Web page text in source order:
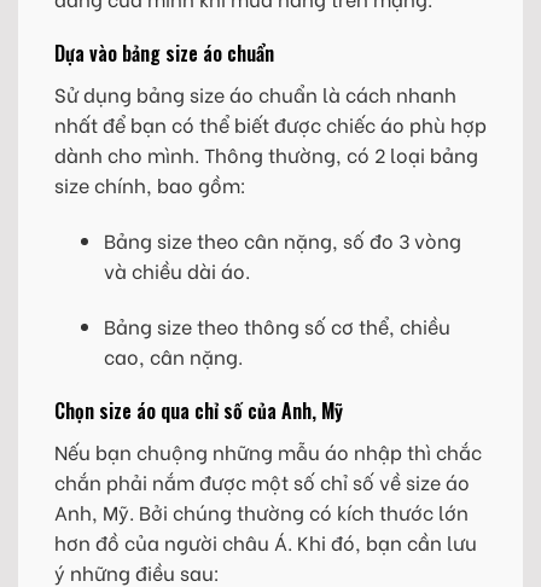
Dựa vào bảng size áo chuẩn
Sử dụng bảng size áo chuẩn là cách nhanh
nhất để bạn có thể biết được chiếc áo phù hợp
dành cho mình. Thông thường, có 2 loại bảng
size chính, bao gồm:
Bảng size theo cân nặng, số đo 3 vòng
và chiều dài áo.
Bảng size theo thông số cơ thể, chiều
cao, cân nặng.
Chọn size áo qua chỉ số của Anh, Mỹ
Nếu bạn chuộng những mẫu áo nhập thì chắc
chắn phải nắm được một số chỉ số về size áo
Anh, Mỹ. Bởi chúng thường có kích thước lớn
hơn đồ của người châu Á. Khi đó, bạn cần lưu
ý những điều sau: